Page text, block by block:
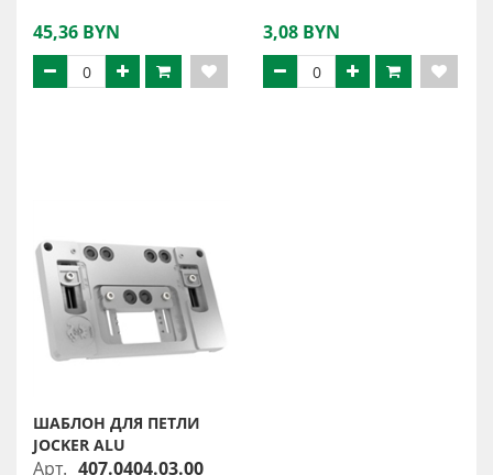
45,36 BYN
3,08 BYN
ШАБЛОН ДЛЯ ПЕТЛИ
JOCKER ALU
Арт. 407.0404.03.00